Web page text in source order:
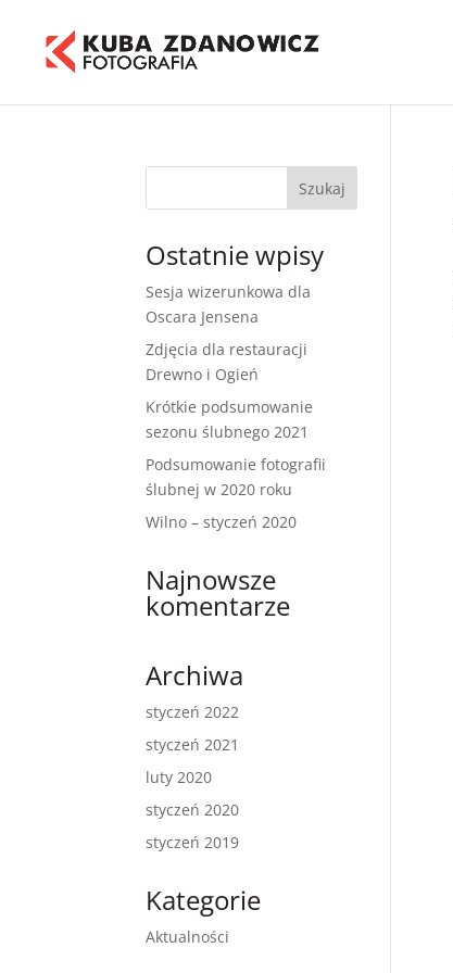
Ostatnie wpisy
Sesja wizerunkowa dla
Oscara Jensena
Zdjęcia dla restauracji
Drewno i Ogień
Krótkie podsumowanie
sezonu ślubnego 2021
Podsumowanie fotografii
ślubnej w 2020 roku
Wilno – styczeń 2020
Najnowsze
komentarze
Archiwa
styczeń 2022
styczeń 2021
luty 2020
styczeń 2020
styczeń 2019
Kategorie
Aktualności